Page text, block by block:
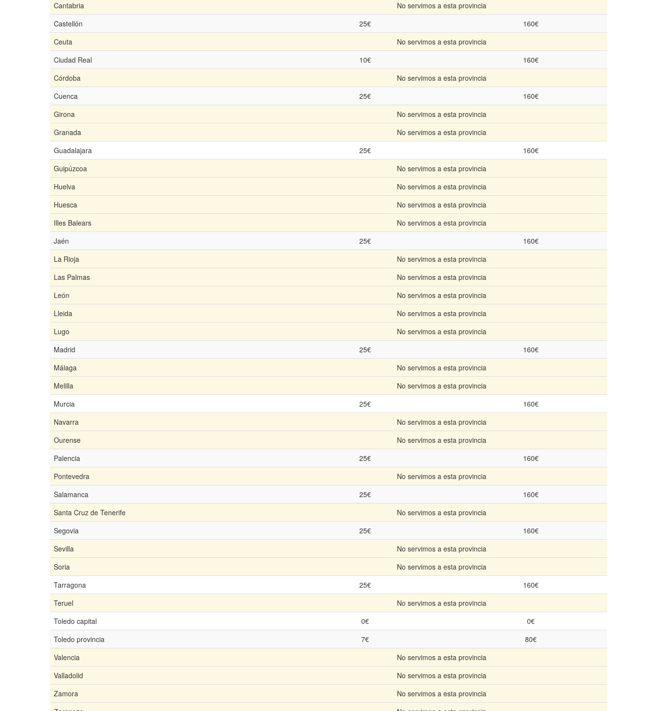
Cantabria
No servimos a esta provincia
Castellón
25€
160€
Ceuta
No servimos a esta provincia
Ciudad Real
10€
160€
Córdoba
No servimos a esta provincia
Cuenca
25€
160€
Girona
No servimos a esta provincia
Granada
No servimos a esta provincia
Guadalajara
25€
160€
Guipúzcoa
No servimos a esta provincia
Huelva
No servimos a esta provincia
Huesca
No servimos a esta provincia
Illes Balears
No servimos a esta provincia
Jaén
25€
160€
La Rioja
No servimos a esta provincia
Las Palmas
No servimos a esta provincia
León
No servimos a esta provincia
Lleida
No servimos a esta provincia
Lugo
No servimos a esta provincia
Madrid
25€
160€
Málaga
No servimos a esta provincia
Melilla
No servimos a esta provincia
Murcia
25€
160€
Navarra
No servimos a esta provincia
Ourense
No servimos a esta provincia
Palencia
25€
160€
Pontevedra
No servimos a esta provincia
Salamanca
25€
160€
Santa Cruz de Tenerife
No servimos a esta provincia
Segovia
25€
160€
Sevilla
No servimos a esta provincia
Soria
No servimos a esta provincia
Tarragona
25€
160€
Teruel
No servimos a esta provincia
Toledo capital
0€
0€
Toledo provincia
7€
80€
Valencia
No servimos a esta provincia
Valladolid
No servimos a esta provincia
Zamora
No servimos a esta provincia